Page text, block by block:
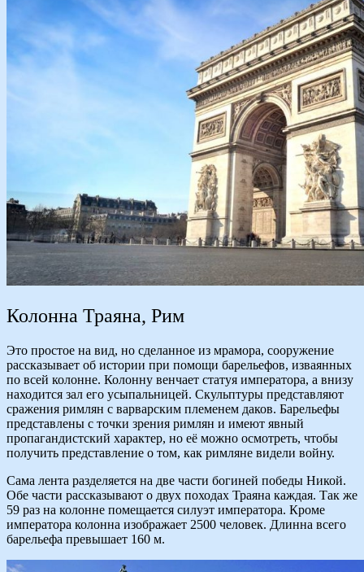
Колонна Траяна, Рим
Это простое на вид, но сделанное из мрамора, сооружение
рассказывает об истории при помощи барельефов, изваянных
по всей колонне. Колонну венчает статуя императора, а внизу
находится зал его усыпальницей. Скульптуры представляют
сражения римлян с варварским племенем даков. Барельефы
представлены с точки зрения римлян и имеют явный
пропагандистский характер, но её можно осмотреть, чтобы
получить представление о том, как римляне видели войну.
Сама лента разделяется на две части богиней победы Никой.
Обе части рассказывают о двух походах Траяна каждая. Так же
59 раз на колонне помещается силуэт императора. Кроме
императора колонна изображает 2500 человек. Длинна всего
барельефа превышает 160 м.